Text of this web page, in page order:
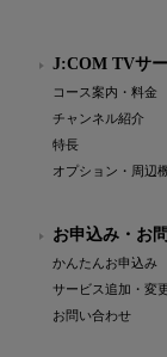
J:COM TVサ
コース案内・料金
チャンネル紹介
特長
オプション・周辺
お申込み・お
かんたんお申込み
サービス追加・変
お問い合わせ